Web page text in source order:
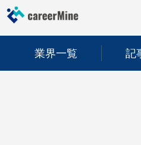
業界一覧 記